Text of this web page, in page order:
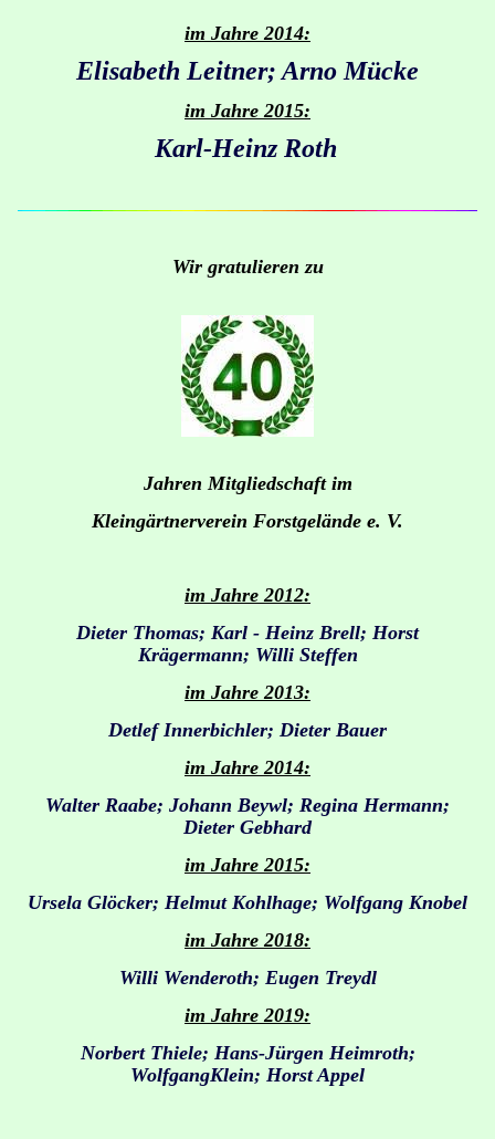
im Jahre 2014:
Elisabeth Leitner; Arno Mücke
im Jahre 2015:
Karl-Heinz Roth
Wir gratulieren zu
Jahren Mitgliedschaft im
Kleingärtnerverein Forstgelände e. V.
im Jahre 2012:
Dieter Thomas; Karl - Heinz Brell; Horst
Krägermann; Willi Steffen
im Jahre 2013:
Detlef Innerbichler; Dieter Bauer
im Jahre 2014:
Walter Raabe; Johann Beywl; Regina Hermann;
Dieter Gebhard
im Jahre 2015:
Ursela Glöcker; Helmut Kohlhage; Wolfgang Knobel
im Jahre 2018:
Willi Wenderoth; Eugen Treydl
im Jahre 2019:
Norbert Thiele; Hans-Jürgen Heimroth;
WolfgangKlein; Horst Appel